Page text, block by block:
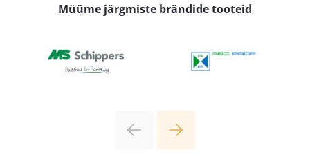
Müüme järgmiste brändide tooteid